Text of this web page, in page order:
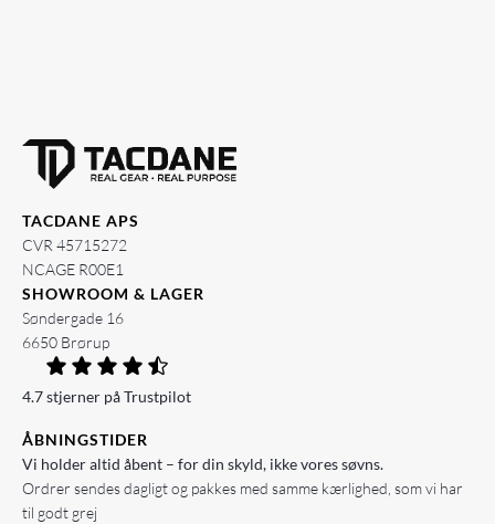
TACDANE APS
CVR 45715272
NCAGE R00E1
SHOWROOM & LAGER
Søndergade 16
6650 Brørup
4.7 stjerner på Trustpilot
ÅBNINGSTIDER
Vi holder altid åbent – for din skyld, ikke vores søvns.
Ordrer sendes dagligt og pakkes med samme kærlighed, som vi har
til godt grej